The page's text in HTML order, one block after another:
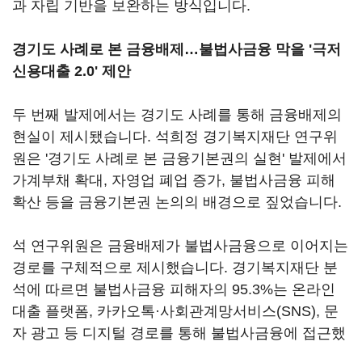
과 자립 기반을 보완하는 방식입니다.
경기도 사례로 본 금융배제…불법사금융 막을 '극저
신용대출 2.0' 제안
두 번째 발제에서는 경기도 사례를 통해 금융배제의
현실이 제시됐습니다. 석희정 경기복지재단 연구위
원은 '경기도 사례로 본 금융기본권의 실현' 발제에서
가계부채 확대, 자영업 폐업 증가, 불법사금융 피해
확산 등을 금융기본권 논의의 배경으로 짚었습니다.
석 연구위원은 금융배제가 불법사금융으로 이어지는
경로를 구체적으로 제시했습니다. 경기복지재단 분
석에 따르면 불법사금융 피해자의 95.3%는 온라인
대출 플랫폼, 카카오톡·사회관계망서비스(SNS), 문
자 광고 등 디지털 경로를 통해 불법사금융에 접근했